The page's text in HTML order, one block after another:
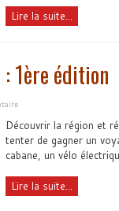
Lire la suite...
: 1ère édition
Découvrir la région et
tenter de gagner un
cabane, un vélo
Lire la suite...